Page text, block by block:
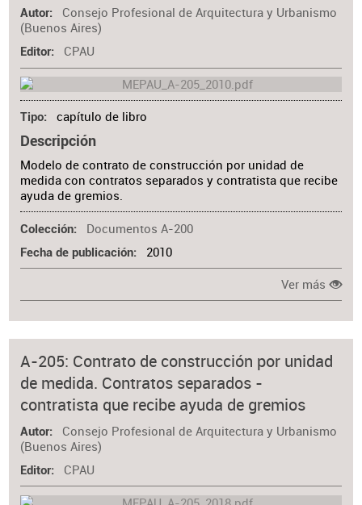
Autor
Consejo Profesional de Arquitectura y Urbanismo
(Buenos Aires)
Editor CPAU
Tipo capítulo de libro
Descripción
Modelo de contrato de construcción por unidad de
medida con contratos separados y contratista que recibe
ayuda de gremios.
Colección Documentos A-200
Fecha de publicación 2010
Ver más
A-205: Contrato de construcción por unidad
de medida. Contratos separados -
contratista que recibe ayuda de gremios
Autor
Consejo Profesional de Arquitectura y Urbanismo
(Buenos Aires)
Editor CPAU